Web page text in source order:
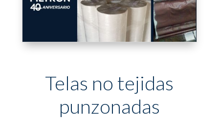
Telas no tejidas
punzonadas